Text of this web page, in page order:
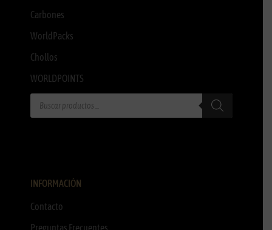
Carbones
WorldPacks
Chollos
WORLDPOINTS
INFORMACIÓN
Contacto
Preguntas Frecuentes